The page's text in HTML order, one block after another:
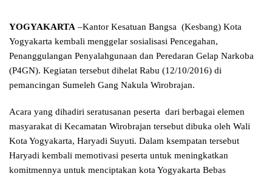
YOGYAKARTA –Kantor Kesatuan Bangsa (Kesbang) Kota
Yogyakarta kembali menggelar sosialisasi Pencegahan,
Penanggulangan Penyalahgunaan dan Peredaran Gelap Narkoba
(P4GN). Kegiatan tersebut dihelat Rabu (12/10/2016) di
pemancingan Sumeleh Gang Nakula Wirobrajan.
Acara yang dihadiri seratusanan peserta dari berbagai elemen
masyarakat di Kecamatan Wirobrajan tersebut dibuka oleh Wali
Kota Yogyakarta, Haryadi Suyuti. Dalam ksempatan tersebut
Haryadi kembali memotivasi peserta untuk meningkatkan
komitmennya untuk menciptakan kota Yogyakarta Bebas